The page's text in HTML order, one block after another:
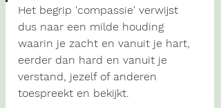
Het begrip 'compassie' verwijst
dus naar een milde houding
waarin je zacht en vanuit je hart,
eerder dan hard en vanuit je
verstand, jezelf of anderen
toespreekt en bekijkt.